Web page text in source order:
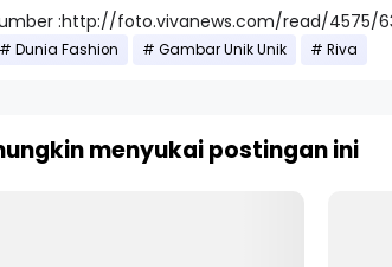
:http://foto.vivanews.com/read/
Dunia Fashion Gambar Unik Unik Riva
menyukai postingan ini